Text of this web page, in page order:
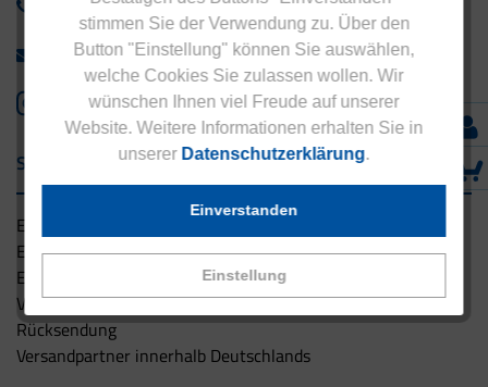
stimmen Sie der Verwendung zu. Über den
Button "Einstellung" können Sie auswählen,
welche Cookies Sie zulassen wollen. Wir
wünschen Ihnen viel Freude auf unserer
Website. Weitere Informationen erhalten Sie in
unserer Datenschutzerklärung.
Einstellung
Einverstanden
+49 - 5042 940 660
info@eucell.de
Service & Versand
Eucell Gesundheitsservice
Eucell Ernährungscoach
Eucell Fitness Coach
Versandbedingungen
Rücksendung
Versandpartner innerhalb Deutschlands